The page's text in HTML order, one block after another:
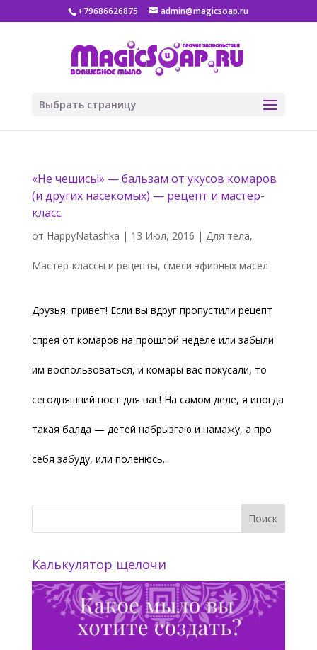
+79686626875 admin@magicsoap.ru
Выбрать страницу
«Не чешись!» — бальзам от укусов комаров
(и других насекомых) — рецепт и мастер-
класс.
от HappyNatashka | 13 Июл, 2016 | Для тела,
Мастер-классы и рецепты, смеси эфирных масел
Друзья, привет! Если вы вдруг пропустили рецепт
спрея от комаров на прошлой неделе или забыли
им воспользоваться, и комары вас покусали, то
сегодняшний пост для вас! На самом деле, я иногда
такая балда — детей набрызгаю и намажу, а про
себя забуду, или поленюсь...
Калькулятор щелочи